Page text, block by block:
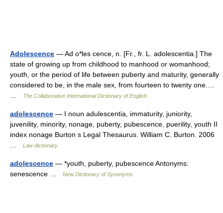
Adolescence — Ad o*les cence, n. [Fr., fr. L. adolescentia.] The
state of growing up from childhood to manhood or womanhood;
youth, or the period of life between puberty and maturity, generally
considered to be, in the male sex, from fourteen to twenty one.…
The Collaborative International Dictionary of English
adolescence — I noun adulescentia, immaturity, juniority,
juvenility, minority, nonage, puberty, pubescence, puerility, youth II
index nonage Burton s Legal Thesaurus. William C. Burton. 2006
Law dictionary
adolescence — *youth, puberty, pubescence Antonyms:
senescence …
New Dictionary of Synonyms